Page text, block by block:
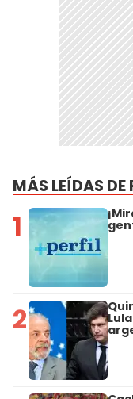
MÁS LEÍDAS DE
1
2